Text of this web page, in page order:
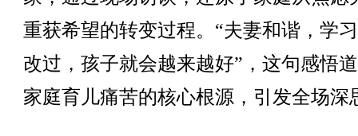
重获希望的转变过程。“夫妻和谐，学
改过，孩子就会越来越好”，这句感悟
家庭育儿痛苦的核心根源，引发全场深